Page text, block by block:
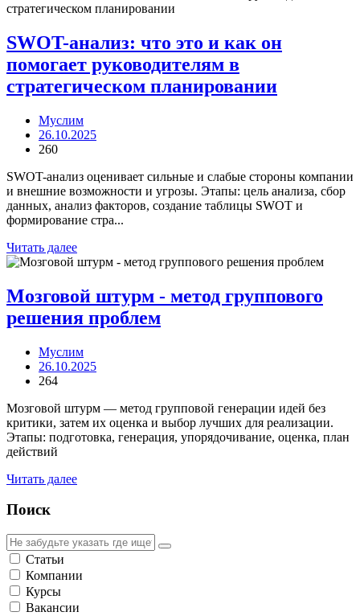
SWOT-анализ: что это и как он
помогает руководителям в
стратегическом планировании
Муслим
26.10.2025
260
SWOT-анализ оценивает сильные и слабые стороны компании
и внешние возможности и угрозы. Этапы: цель анализа, сбор
данных, анализ факторов, создание таблицы SWOT и
формирование стра...
Читать далее
Мозговой штурм - метод группового
решения проблем
Муслим
26.10.2025
264
Мозговой штурм — метод групповой генерации идей без
критики, затем их оценка и выбор лучших для реализации.
Этапы: подготовка, генерация, упорядочивание, оценка, план
действий
Читать далее
Поиск
Статьи
Компании
Курсы
Вакансии